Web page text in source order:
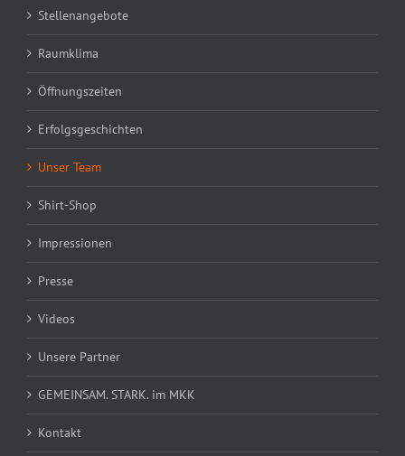
Stellenangebote
Raumklima
Öffnungszeiten
Erfolgsgeschichten
Unser Team
Shirt-Shop
Impressionen
Presse
Videos
Unsere Partner
GEMEINSAM. STARK. im MKK
Kontakt